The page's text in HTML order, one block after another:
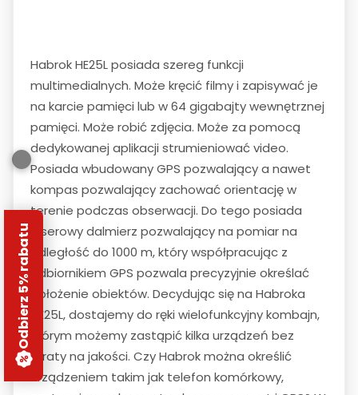
Habrok HE25L posiada szereg funkcji
multimedialnych. Może kręcić filmy i zapisywać je
na karcie pamięci lub w 64 gigabajty wewnętrznej
pamięci. Może robić zdjęcia. Może za pomocą
dedykowanej aplikacji strumieniować video.
Posiada wbudowany GPS pozwalający a nawet
kompas pozwalający zachować orientację w
terenie podczas obserwacji. Do tego posiada
laserowy dalmierz pozwalający na pomiar na
odległość do 1000 m, który współpracując z
odbiornikiem GPS pozwala precyzyjnie określać
położenie obiektów. Decydując się na Habroka
HE25L, dostajemy do ręki wielofunkcyjny kombajn,
którym możemy zastąpić kilka urządzeń bez
straty na jakości. Czy Habrok można określić
urządzeniem takim jak telefon komórkowy,
Odbierz 5% rabatu